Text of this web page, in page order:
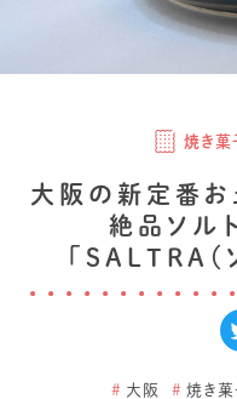
焼き菓
大阪の新定番お
絶品ソル
「SALTRA（
# 大阪 # 焼き菓